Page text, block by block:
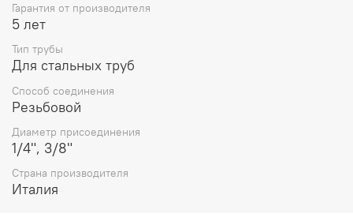
Гарантия от производителя
5 лет
Тип трубы
Для стальных труб
Способ соединения
Резьбовой
Диаметр присоединения
1/4", 3/8"
Страна производителя
Италия